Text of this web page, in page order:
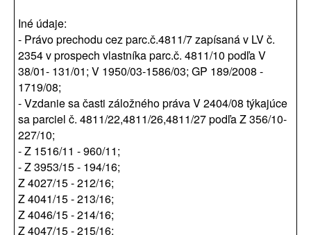
Iné údaje:
- Právo prechodu cez parc.č.4811/7 zapísaná v LV č.
2354 v prospech vlastníka parc.č. 4811/10 podľa V
38/01- 131/01; V 1950/03-1586/03; GP 189/2008 -
1719/08;
- Vzdanie sa časti záložného práva V 2404/08 týkajúce
sa parciel č. 4811/22,4811/26,4811/27 podľa Z 356/10-
227/10;
- Z 1516/11 - 960/11;
- Z 3953/15 - 194/16;
Z 4027/15 - 212/16;
Z 4041/15 - 213/16;
Z 4046/15 - 214/16;
Z 4047/15 - 215/16;